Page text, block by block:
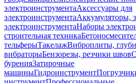
электроинструментаАксессуары для
электроинструментаАккумуляторы,
электроинструментаНаборы
строительная техника
тельферыТакелажВиброплиты,
вибраторыБензорезы, резчики швов
буренияЗатирочные
машиныГидроинструмент